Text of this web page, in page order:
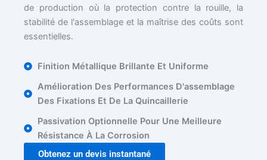
de production où la protection contre la rouille, la
stabilité de l'assemblage et la maîtrise des coûts sont
essentielles.
Finition Métallique Brillante Et Uniforme
Amélioration Des Performances D'assemblage
Des Fixations Et De La Quincaillerie
Passivation Optionnelle Pour Une Meilleure
Résistance À La Corrosion
Obtenez un devis instantané